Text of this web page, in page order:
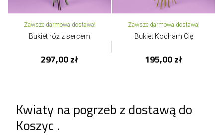
Zawsze darmowa dostawa!
Bukiet róż z sercem
297,00 zł
Zawsze darmowa dostawa!
Bukiet Kocham Cię
195,00 zł
Kwiaty na pogrzeb z dostawą do
Koszyc .